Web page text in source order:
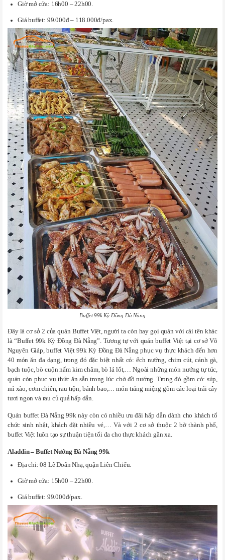
Giờ mở cửa: 16h00 – 22h00.
Giá buffet: 99.000đ – 118.000đ/pax.
Buffet 99k Kỳ Đồng Đà Nẵng
Đây là cơ sở 2 của quán Buffet Việt, người ta còn hay gọi quán với cái tên khác
là “Buffet 99k Kỳ Đồng Đà Nẵng”. Tương tự với quán buffet Việt tại cơ sở Võ
Nguyên Giáp, buffet Việt 99k Kỳ Đồng Đà Nẵng phục vụ thực khách đến hơn
40 món ăn đa dạng, trong đó đặc biệt nhất có: ếch nướng, chim cút, cánh gà,
bạch tuộc, bò cuộn nấm kim châm, bò lá lốt,… Ngoài những món nướng tự túc,
quán còn phục vụ thức ăn sẵn trong lúc chờ đồ nướng. Trong đó gồm có: súp,
mì xào, cơm chiên, rau trộn, bánh bao,… món tráng miệng gồm các loại trái cây
tươi ngon và rau củ quả hấp dẫn.
Quán buffet Đà Nẵng 99k này còn có nhiều ưu đãi hấp dẫn dành cho khách tổ
chức sinh nhật, khách đặt nhiều vé,… Và với 2 cơ sở thuộc 2 bờ thành phố,
buffet Việt luôn tạo sự thuận tiện tối đa cho thực khách gần xa.
Aladdin – Buffet Nướng Đà Nẵng 99k
Địa chỉ: 08 Lê Doãn Nhạ, quận Liên Chiểu.
Giờ mở cửa: 15h00 – 22h00.
Giá buffet: 99.000đ/pax.